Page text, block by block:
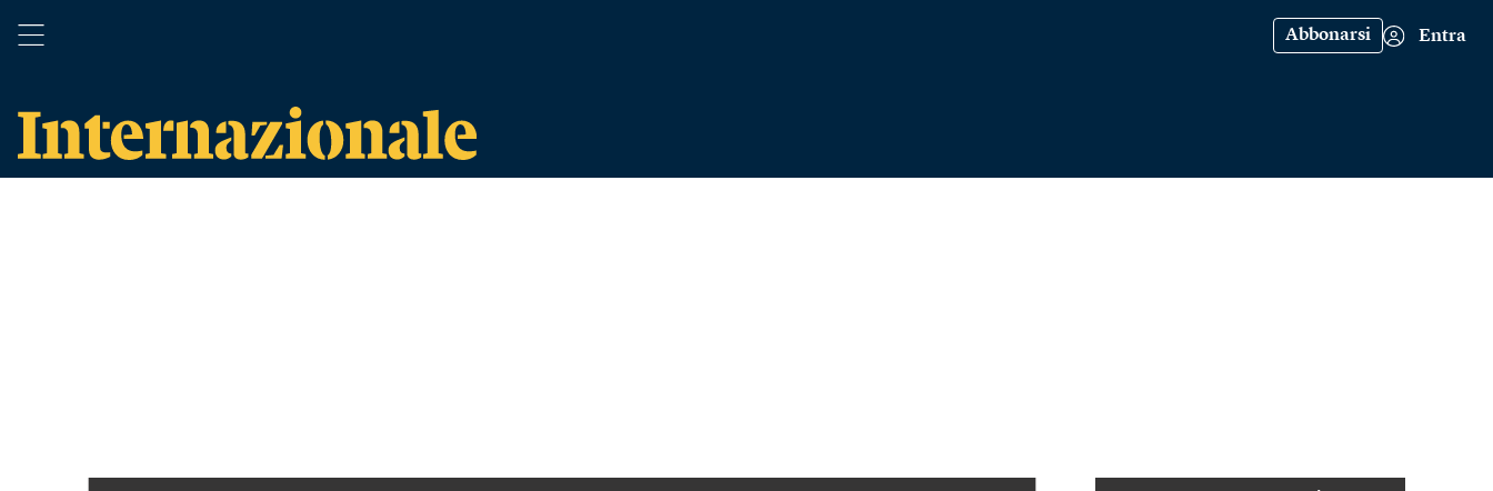
Abbonarsi Entra